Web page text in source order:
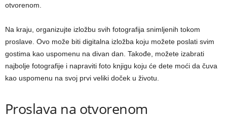
otvorenom.
Na kraju, organizujte izložbu svih fotografija snimljenih tokom
proslave. Ovo može biti digitalna izložba koju možete poslati svim
gostima kao uspomenu na divan dan. Takođe, možete izabrati
najbolje fotografije i napraviti foto knjigu koju će dete moći da čuva
kao uspomenu na svoj prvi veliki doček u životu.
Proslava na otvorenom